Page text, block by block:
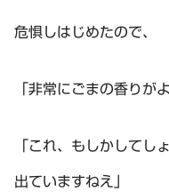
危惧しはじめたので、
「非常にごまの香りが
「これ、もしかして
出ていますねえ」